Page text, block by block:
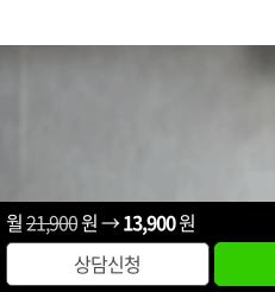
월21,900원 →13,900원
상담신청